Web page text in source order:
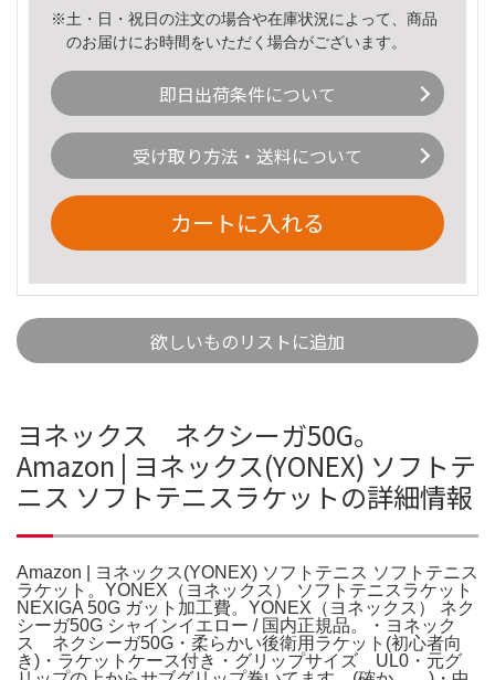
※土・日・祝日の注文の場合や在庫状況によって、商品
のお届けにお時間をいただく場合がございます。
即日出荷条件について
受け取り方法・送料について
カートに入れる
欲しいものリストに追加
ヨネックス ネクシーガ50G。
Amazon | ヨネックス(YONEX) ソフトテ
ニス ソフトテニスラケットの詳細情報
Amazon | ヨネックス(YONEX) ソフトテニス ソフトテニス
ラケット。YONEX（ヨネックス） ソフトテニスラケット
NEXIGA 50G ガット加工費。YONEX（ヨネックス） ネク
シーガ50G シャインイエロー / 国内正規品。・ヨネック
ス ネクシーガ50G・柔らかい後衛用ラケット(初心者向
き)・ラケットケース付き・グリップサイズ UL0・元グ